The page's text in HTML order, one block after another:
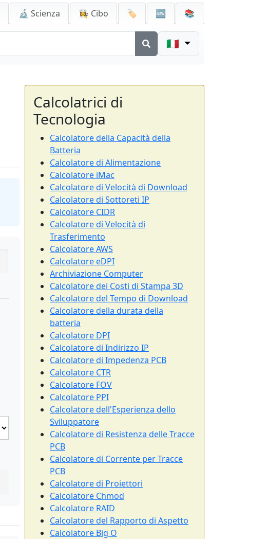
🔬 Scienza 👩‍🍳 Cibo 🏷️ 🆕 📚
🇮🇹
Calcolatrici di
Tecnologia
Calcolatore della Capacità della
Batteria
Calcolatore di Alimentazione
Calcolatore iMac
Calcolatore di Velocità di Download
Calcolatore di Sottoreti IP
Calcolatore CIDR
Calcolatore di Velocità di
Trasferimento
Calcolatore AWS
Calcolatore eDPI
Archiviazione Computer
Calcolatore dei Costi di Stampa 3D
Calcolatore del Tempo di Download
Calcolatore della durata della
batteria
Calcolatore DPI
Calcolatore di Indirizzo IP
Calcolatore di Impedenza PCB
Calcolatore CTR
Calcolatore FOV
Calcolatore PPI
Calcolatore dell'Esperienza dello
Sviluppatore
Calcolatore di Resistenza delle Tracce
PCB
Calcolatore di Corrente per Tracce
PCB
Calcolatore di Proiettori
Calcolatore Chmod
Calcolatore RAID
Calcolatore del Rapporto di Aspetto
Calcolatore Big O